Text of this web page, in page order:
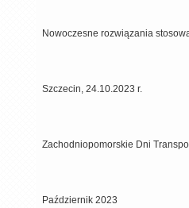
Nowoczesne rozwiązania
Szczecin, 24.10.2023 r.
Zachodniopomorskie Dni
Październik 2023